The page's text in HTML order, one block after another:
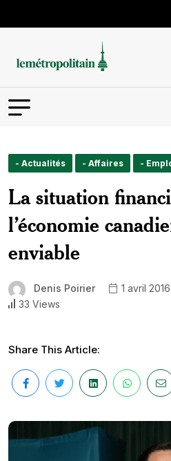
- Actualités - Affaires -
La situation
l’économie
enviable
Denis Poirier 1 avril 2016
33 Views
Share This Article: